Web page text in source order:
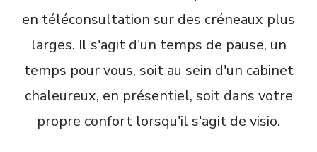
en téléconsultation sur des créneaux plus
larges. Il s'agit d'un temps de pause, un
temps pour vous, soit au sein d'un cabinet
chaleureux, en présentiel, soit dans votre
propre confort lorsqu'il s'agit de visio.